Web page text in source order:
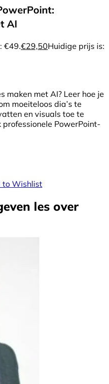
AI
€49.€29,50Huidige prijs is:
maken met AI? Leer hoe je
moeiteloos dia’s te
en visuals toe te
PowerPoint-
to Wishlist
les over